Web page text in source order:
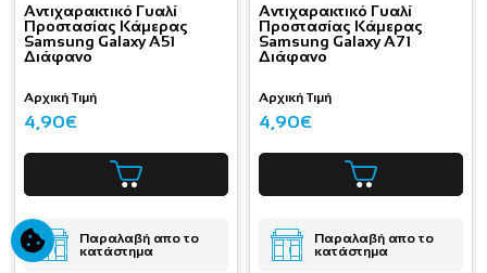
Aντιχαρακτικό Γυαλί
Προστασίας Κάμερας
Samsung Galaxy A51
Διάφανο
Αρχική Τιμή
4,90€
Παραλαβή απο το
κατάστημα
Aντιχαρακτικό Γυαλί
Προστασίας Κάμερας
Samsung Galaxy A71
Διάφανο
Αρχική Τιμή
4,90€
Παραλαβή απο το
κατάστημα